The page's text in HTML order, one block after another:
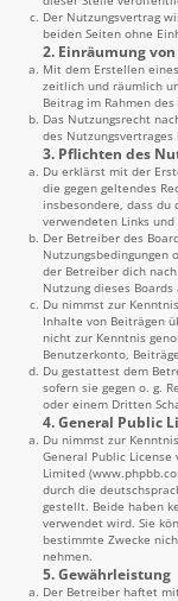
Der Nutzungsvertrag
beiden Seiten ohne
2. Einräumung
Mit dem Erstellen
zeitlich und räumlich
Beitrag im Rahmen
Das Nutzungsrecht
des Nutzungsvertrages
3. Pflichten des
Du erklärst mit der
die gegen geltendes
insbesondere, dass
verwendeten Links
Der Betreiber des
Nutzungsbedingungen
der Betreiber dich
Nutzung dieses
Du nimmst zur
Inhalte von Beiträgen
nicht zur Kenntnis
Benutzerkonto,
Du gestattest dem
sofern sie gegen o. g.
oder einem Dritten
4. General Public
Du nimmst zur
General Public License
Limited (
durch die
gestellt. Beide haben
verwendet wird. Sie
bestimmte Zwecke
nehmen.
5. Gewährleistung
Der Betreiber haftet